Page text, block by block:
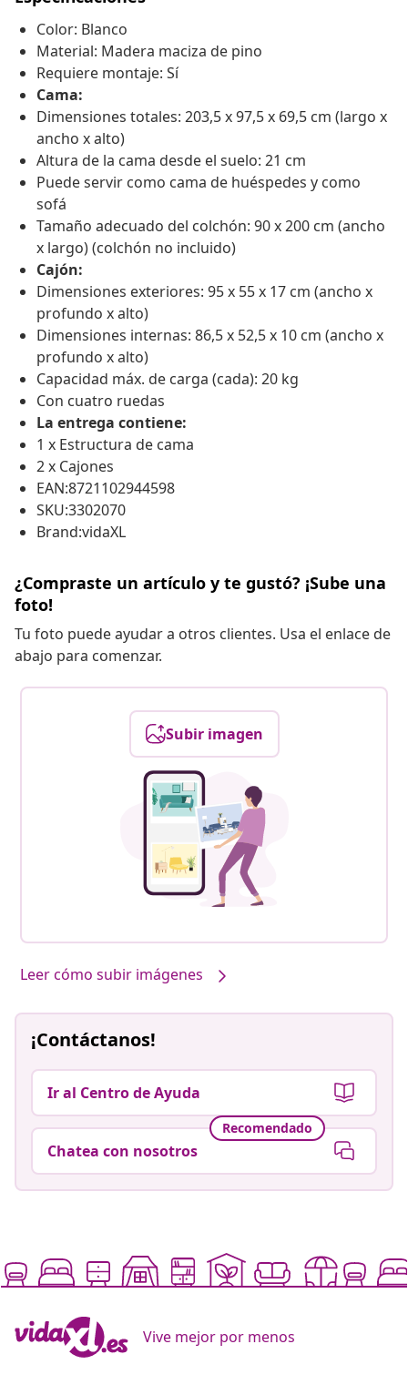
Color: Blanco
Material: Madera maciza de pino
Requiere montaje: Sí
Cama:
Dimensiones totales: 203,5 x 97,5 x 69,5 cm (largo x
ancho x alto)
Altura de la cama desde el suelo: 21 cm
Puede servir como cama de huéspedes y como
sofá
Tamaño adecuado del colchón: 90 x 200 cm (ancho
x largo) (colchón no incluido)
Cajón:
Dimensiones exteriores: 95 x 55 x 17 cm (ancho x
profundo x alto)
Dimensiones internas: 86,5 x 52,5 x 10 cm (ancho x
profundo x alto)
Capacidad máx. de carga (cada): 20 kg
Con cuatro ruedas
La entrega contiene:
1 x Estructura de cama
2 x Cajones
EAN:8721102944598
SKU:3302070
Brand:vidaXL
¿Compraste un artículo y te gustó? ¡Sube una
foto!
Tu foto puede ayudar a otros clientes. Usa el enlace de
abajo para comenzar.
Subir imagen
Leer cómo subir imágenes
¡Contáctanos!
Ir al Centro de Ayuda
Recomendado
Chatea con nosotros
Vive mejor por menos